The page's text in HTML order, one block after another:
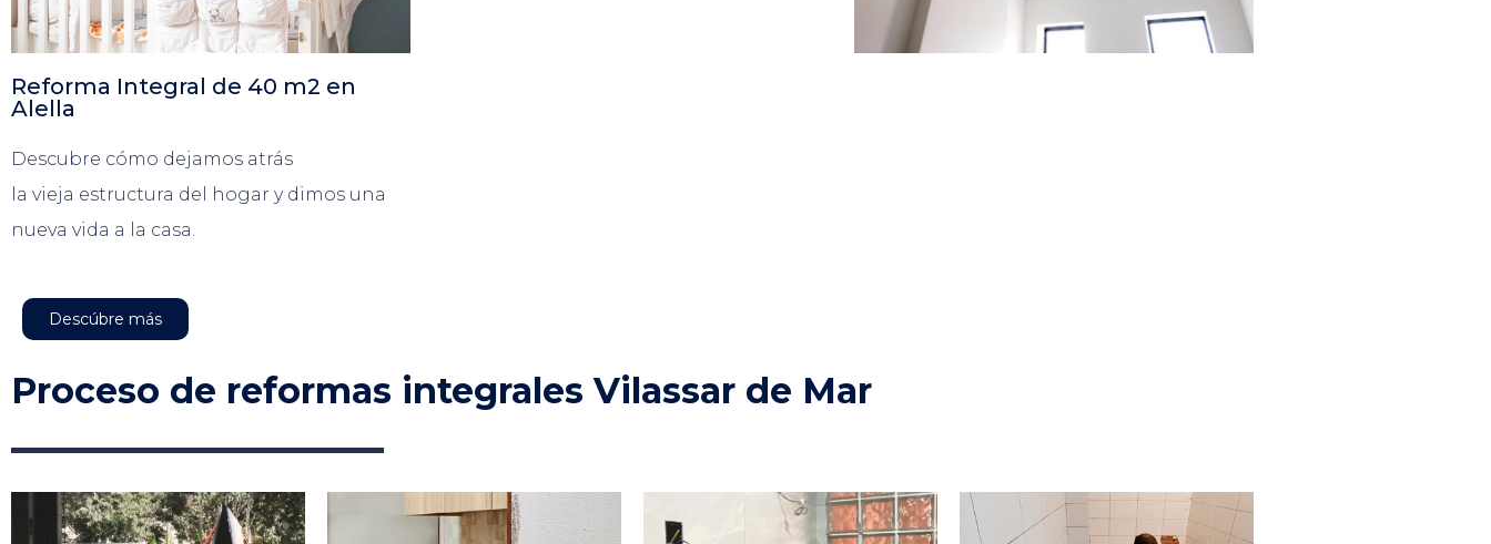
Reforma Integral de 40 m2 en
Alella
Descubre cómo dejamos atrás
la vieja estructura del hogar ydimos una
nueva vida a la casa.
Descúbre más
Proceso de reformas integrales Vilassar de Mar